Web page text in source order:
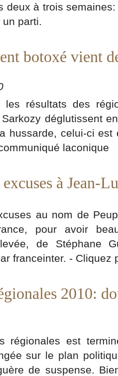
deux à trois
parti.
botoxé vient
les résultats des
déglutissent
hussarde, celui-ci
laconique
à Jean-
au nom de
pour avoir
de Stéphane
franceinter. - Cliquez
2010:
régionales est
sur le plan
de suspense.